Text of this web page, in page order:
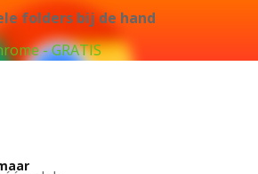
folders bij de hand
- GRATIS